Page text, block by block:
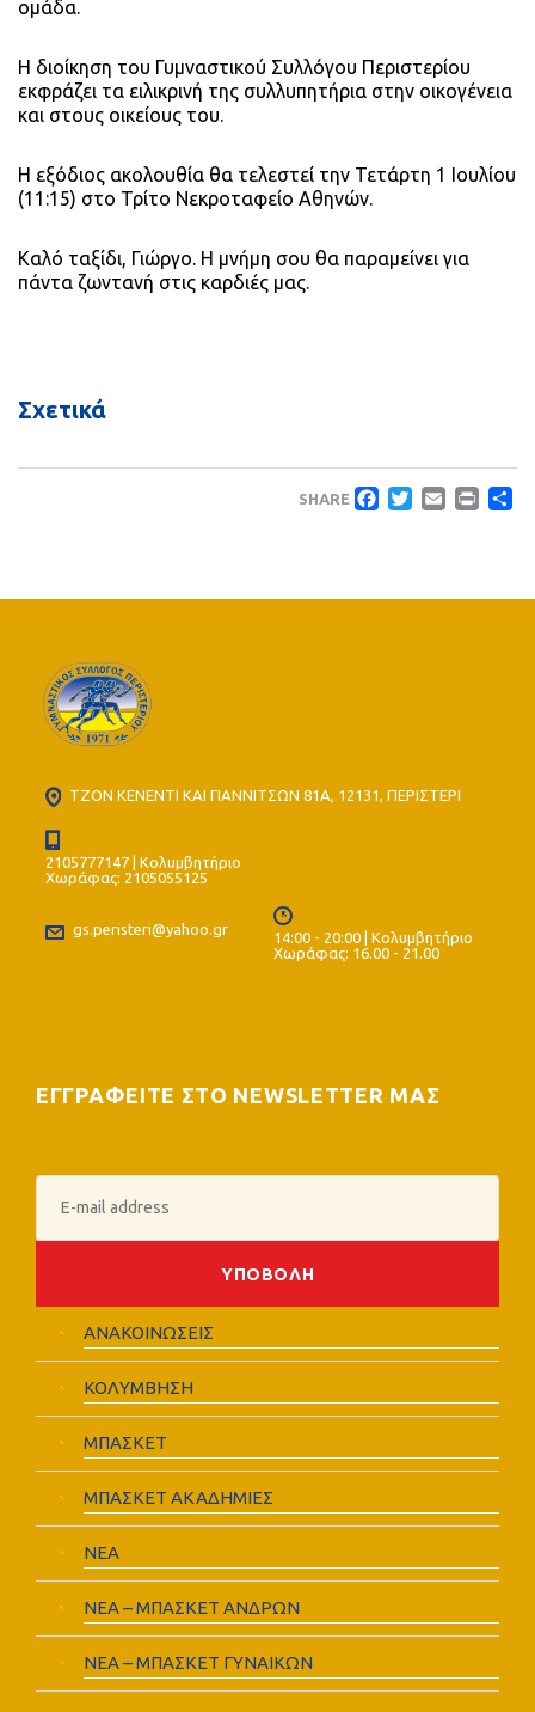
ομάδα.
Η διοίκηση του Γυμναστικού Συλλόγου Περιστερίου
εκφράζει τα ειλικρινή της συλλυπητήρια στην οικογένεια
και στους οικείους του.
Η εξόδιος ακολουθία θα τελεστεί την Τετάρτη 1 Ιουλίου
(11:15) στο Τρίτο Νεκροταφείο Αθηνών.
Καλό ταξίδι, Γιώργο. Η μνήμη σου θα παραμείνει για
πάντα ζωντανή στις καρδιές μας.
Σχετικά
SHARE
ΤΖΟΝ ΚΕΝΕΝΤΙ ΚΑΙ ΓΙΑΝΝΙΤΣΩΝ 81Α, 12131, ΠΕΡΙΣΤΕΡΙ
2105777147 | Κολυμβητήριο
Χωράφας: 2105055125
gs.peristeri@yahoo.gr
14:00 - 20:00 | Κολυμβητήριο
Χωράφας: 16.00 - 21.00
ΕΓΓΡΑΦΕΙΤΕ ΣΤΟ NEWSLETTER ΜΑΣ
ΑΝΑΚΟΙΝΩΣΕΙΣ
ΚΟΛΥΜΒΗΣΗ
ΜΠΑΣΚΕΤ
ΜΠΑΣΚΕΤ ΑΚΑΔΗΜΙΕΣ
ΝΕΑ
ΝΕΑ – ΜΠΑΣΚΕΤ ΑΝΔΡΩΝ
ΝΕΑ – ΜΠΑΣΚΕΤ ΓΥΝΑΙΚΩΝ